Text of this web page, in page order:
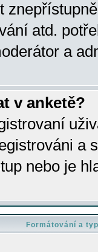
atd.
a
v anketě?
a
nebo je
Formátování a